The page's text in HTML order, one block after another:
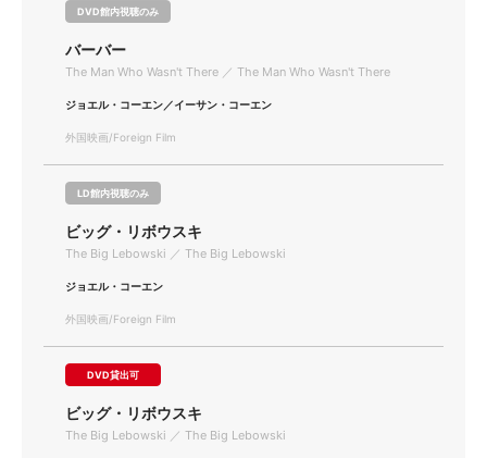
DVD館内視聴のみ
バーバー
The Man Who Wasn't There ／ The Man Who Wasn't There
ジョエル・コーエン／イーサン・コーエン
外国映画/Foreign Film
LD館内視聴のみ
ビッグ・リボウスキ
The Big Lebowski ／ The Big Lebowski
ジョエル・コーエン
外国映画/Foreign Film
DVD貸出可
ビッグ・リボウスキ
The Big Lebowski ／ The Big Lebowski